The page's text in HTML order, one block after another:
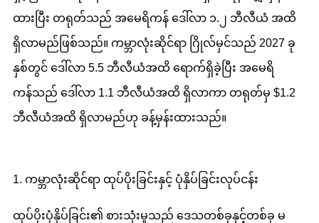
ထားပြီး တရုတ်သည် အမေရိကန် ဒေါ်လာ ၁.၂ ဘီလီယံ အထိ
ရှိလာမည်ဖြစ်သည်။ ကမ္ဘာလုံးဆိုင်ရာ ဂြိုလ်မှင်သည် 2027 ခု
နှစ်တွင် ဒေါ်လာ 5.5 ဘီလီယံအထိ ရောက်ရှိခဲ့ပြီး အမေရိ
ကန်သည် ဒေါ်လာ 1.1 ဘီလီယံအထိ ရှိလာကာ တရုတ်မှ $1.2
ဘီလီယံအထိ ရှိလာမည်ဟု ခန့်မှန်းထားသည်။
1. ကမ္ဘာလုံးဆိုင်ရာ ထုပ်ပိုးခြင်းနှင့် ပုံနှိပ်ခြင်းလုပ်ငန်း
ထုပ်ပိုးပုံနှိပ်ခြင်း၏ စားသုံးမှုသည် ဒေသတစ်ခုနှင့်တစ်ခု မ